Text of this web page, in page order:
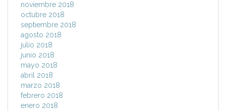
noviembre 2018
octubre 2018
septiembre 2018
agosto 2018
julio 2018
junio 2018
mayo 2018
abril 2018
marzo 2018
febrero 2018
enero 2018